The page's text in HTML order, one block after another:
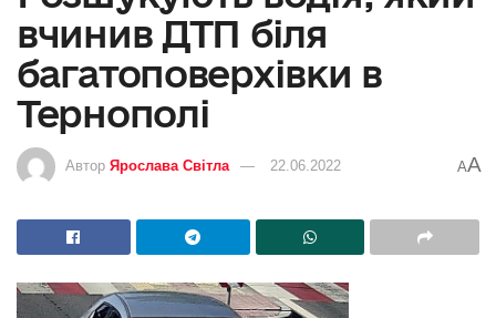
вчинив ДТП біля
багатоповерхівки в
Тернополі
Автор Ярослава Світла 22.06.2022 AA